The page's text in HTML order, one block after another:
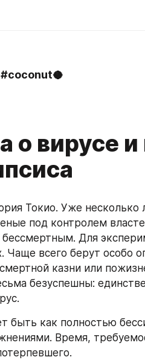
о вирусе
под контролем
бессмертным. Для
всего берут особо
казни или
безуспешны:
Время,